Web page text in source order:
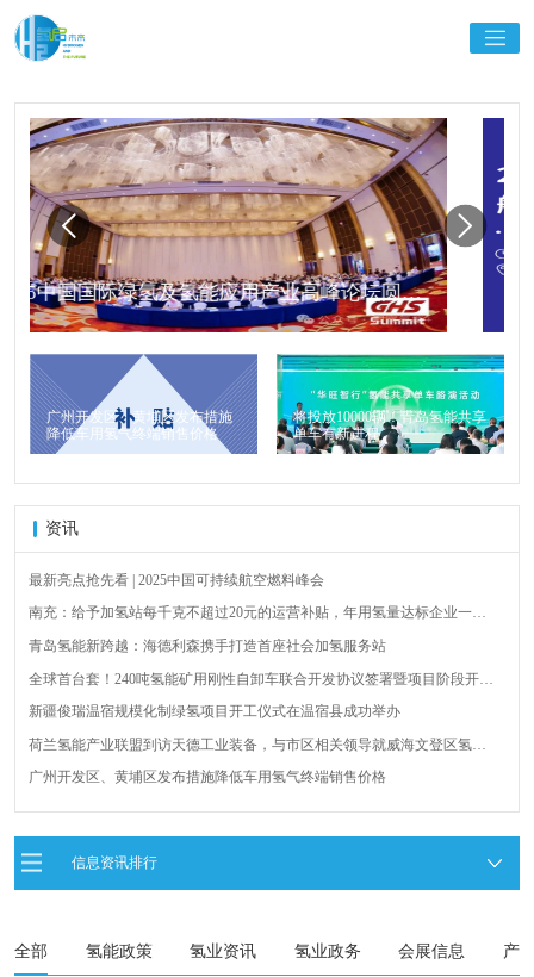
最新亮点抢先看 | 2025中国可持续航空燃料峰会
广州开发区、黄埔区发布措施
降低车用氢气终端销售价格
将投放10000辆！青岛氢能共享
单车有新进程
资讯
最新亮点抢先看 | 2025中国可持续航空燃料峰会
南充：给予加氢站每千克不超过20元的运营补贴，年用氢量达标企业一次
青岛氢能新跨越：海德利森携手打造首座社会加氢服务站
全球首台套！240吨氢能矿用刚性自卸车联合开发协议签署暨项目阶段开发
新疆俊瑞温宿规模化制绿氢项目开工仪式在温宿县成功举办
荷兰氢能产业联盟到访天德工业装备，与市区相关领导就威海文登区氢能
广州开发区、黄埔区发布措施降低车用氢气终端销售价格
将投放10000辆！青岛氢能共享单车有新进程
2025中国国际绿氢及氢能应用产业高峰论坛圆满落幕！干货满满，精彩瞬
信息资讯排行
全部 氢能政策 氢业资讯 氢业政务 会展信息 产